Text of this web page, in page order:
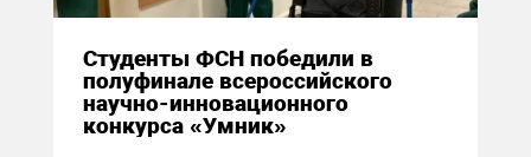
Студенты ФСН победили в
полуфинале всероссийского
научно-инновационного
конкурса «Умник»